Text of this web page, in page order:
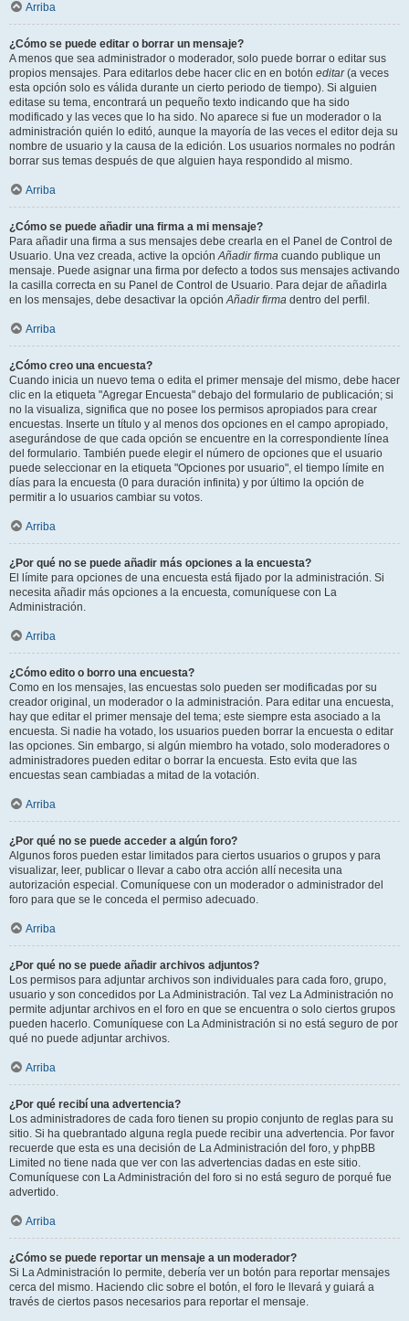
Arriba
¿Cómo se puede editar o borrar un mensaje?
A menos que sea administrador o moderador, solo puede borrar o editar sus
propios mensajes. Para editarlos debe hacer clic en en botón editar(a veces
esta opción solo es válida durante un cierto periodo de tiempo). Si alguien
editase su tema, encontrará un pequeño texto indicando que ha sido
modificado y las veces que lo ha sido. No aparece si fue un moderador o la
administración quién lo editó, aunque la mayoría de las veces el editor deja su
nombre de usuario y la causa de la edición. Los usuarios normales no podrán
borrar sus temas después de que alguien haya respondido al mismo.
Arriba
¿Cómo se puede añadir una firma a mi mensaje?
Para añadir una firma a sus mensajes debe crearla en el Panel de Control de
Usuario. Una vez creada, active la opciónAñadir firma cuando publique un
mensaje. Puede asignar una firma por defecto a todos sus mensajes activando
la casilla correcta en su Panel de Control de Usuario. Para dejar de añadirla
en los mensajes, debe desactivar la opciónAñadir firma dentro del perfil.
Arriba
¿Cómo creo una encuesta?
Cuando inicia un nuevo tema o edita el primer mensaje del mismo, debe hacer
clic en la etiqueta "Agregar Encuesta" debajo del formulario de publicación; si
no la visualiza, significa que no posee los permisos apropiados para crear
encuestas. Inserte un título y al menos dos opciones en el campo apropiado,
asegurándose de que cada opción se encuentre en la correspondiente línea
del formulario. También puede elegir el número de opciones que el usuario
puede seleccionar en la etiqueta "Opciones por usuario", el tiempo límite en
días para la encuesta (0 para duración infinita) y por último la opción de
permitir a lo usuarios cambiar su votos.
Arriba
¿Por qué no se puede añadir más opciones a la encuesta?
El límite para opciones de una encuesta está fijado por la administración. Si
necesita añadir más opciones a la encuesta, comuníquese con La
Administración.
Arriba
¿Cómo edito o borro una encuesta?
Como en los mensajes, las encuestas solo pueden ser modificadas por su
creador original, un moderador o la administración. Para editar una encuesta,
hay que editar el primer mensaje del tema; este siempre esta asociado a la
encuesta. Si nadie ha votado, los usuarios pueden borrar la encuesta o editar
las opciones. Sin embargo, si algún miembro ha votado, solo moderadores o
administradores pueden editar o borrar la encuesta. Esto evita que las
encuestas sean cambiadas a mitad de la votación.
Arriba
¿Por qué no se puede acceder a algún foro?
Algunos foros pueden estar limitados para ciertos usuarios o grupos y para
visualizar, leer, publicar o llevar a cabo otra acción allí necesita una
autorización especial. Comuníquese con un moderador o administrador del
foro para que se le conceda el permiso adecuado.
Arriba
¿Por qué no se puede añadir archivos adjuntos?
Los permisos para adjuntar archivos son individuales para cada foro, grupo,
usuario y son concedidos por La Administración. Tal vez La Administración no
permite adjuntar archivos en el foro en que se encuentra o solo ciertos grupos
pueden hacerlo. Comuníquese con La Administración si no está seguro de por
qué no puede adjuntar archivos.
Arriba
¿Por qué recibí una advertencia?
Los administradores de cada foro tienen su propio conjunto de reglas para su
sitio. Si ha quebrantado alguna regla puede recibir una advertencia. Por favor
recuerde que esta es una decisión de La Administración del foro, y phpBB
Limited no tiene nada que ver con las advertencias dadas en este sitio.
Comuníquese con La Administración del foro si no está seguro de porqué fue
advertido.
Arriba
¿Cómo se puede reportar un mensaje a un moderador?
Si La Administración lo permite, debería ver un botón para reportar mensajes
cerca del mismo. Haciendo clic sobre el botón, el foro le llevará y guiará a
través de ciertos pasos necesarios para reportar el mensaje.